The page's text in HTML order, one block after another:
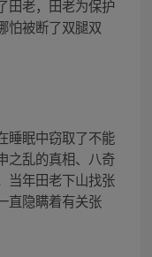
田老，田老为保护
怕被断了双腿双
睡眠中窃取了不能
之乱的真相、八奇
当年田老下山找张
直隐瞒着有关张